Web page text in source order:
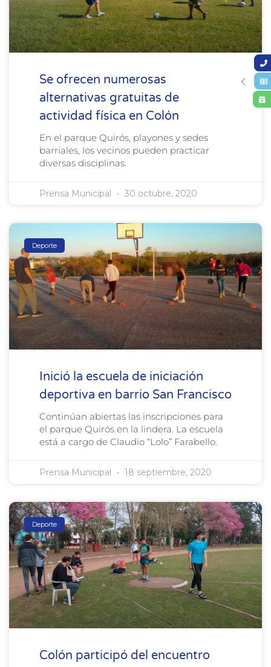
Se ofrecen numerosas
alternativas gratuitas de
actividad física en Colón
En el parque Quirós, playones y sedes
barriales, los vecinos pueden practicar
diversas disciplinas.
Prensa Municipal 30 octubre, 2020
Deporte
Inició la escuela de iniciación
deportiva en barrio San Francisco
Continúan abiertas las inscripciones para
el parque Quirós en la lindera. La escuela
está a cargo de Claudio “Lolo” Farabello.
Prensa Municipal 18 septiembre, 2020
Deporte
Colón participó del encuentro